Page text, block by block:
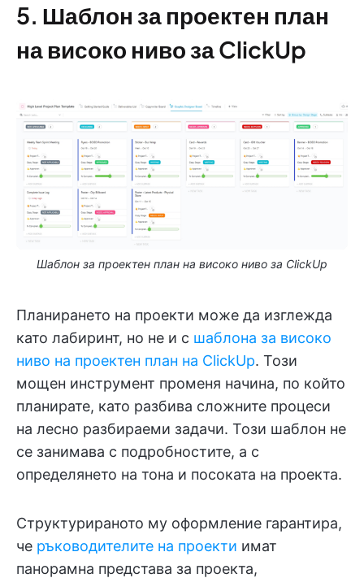
5. Шаблон за проектен план
на високо ниво за ClickUp
Шаблон за проектен план на високо ниво за ClickUp
Планирането на проекти може да изглежда
като лабиринт, но не и с шаблона за високо
ниво на проектен план на ClickUp. Този
мощен инструмент променя начина, по който
планирате, като разбива сложните процеси
на лесно разбираеми задачи. Този шаблон не
се занимава с подробностите, а с
определянето на тона и посоката на проекта.
Структурираното му оформление гарантира,
че ръководителите на проекти имат
панорамна представа за проекта,